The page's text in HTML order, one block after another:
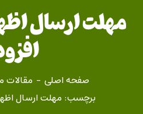
مهلت ارسال
صفحه اصلی
مقالات
برچسب: مهلت ارسال